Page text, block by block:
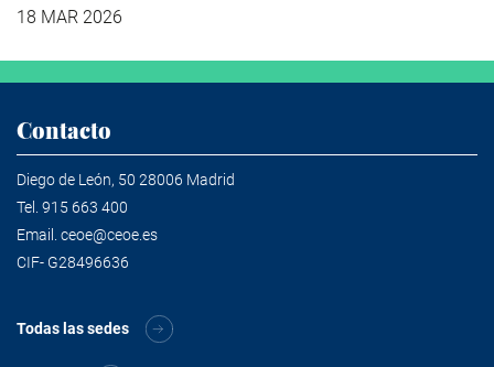
18 MAR 2026
Contacto
Diego de León, 50 28006 Madrid
Tel. 915 663 400
Email. ceoe@ceoe.es
CIF- G28496636
Todas las sedes